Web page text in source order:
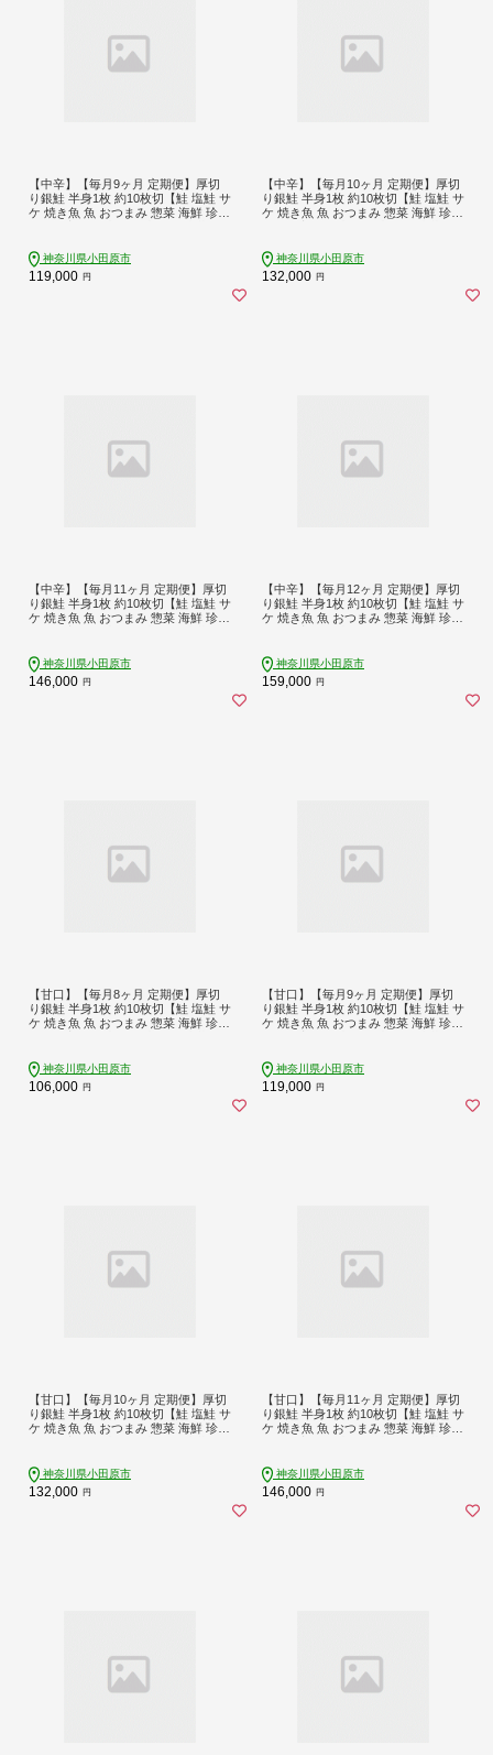
【中辛】【毎月9ヶ月 定期便】厚切
り銀鮭 半身1枚 約10枚切【鮭 塩鮭 サ
ケ 焼き魚 魚 おつまみ 惣菜 海鮮 珍味
川県 小田原市 】
神奈川県小田原市
119,000 円
【中辛】【毎月10ヶ月 定期便】厚切
り銀鮭 半身1枚 約10枚切【鮭 塩鮭 サ
ケ 焼き魚 魚 おつまみ 惣菜 海鮮 珍味
川県 小田原市 】
神奈川県小田原市
132,000 円
【中辛】【毎月11ヶ月 定期便】厚切
り銀鮭 半身1枚 約10枚切【鮭 塩鮭 サ
ケ 焼き魚 魚 おつまみ 惣菜 海鮮 珍味
川県 小田原市 】
神奈川県小田原市
146,000 円
【中辛】【毎月12ヶ月 定期便】厚切
り銀鮭 半身1枚 約10枚切【鮭 塩鮭 サ
ケ 焼き魚 魚 おつまみ 惣菜 海鮮 珍味
川県 小田原市 】
神奈川県小田原市
159,000 円
【甘口】【毎月8ヶ月 定期便】厚切
り銀鮭 半身1枚 約10枚切【鮭 塩鮭 サ
ケ 焼き魚 魚 おつまみ 惣菜 海鮮 珍味
川県 小田原市 】
神奈川県小田原市
106,000 円
【甘口】【毎月9ヶ月 定期便】厚切
り銀鮭 半身1枚 約10枚切【鮭 塩鮭 サ
ケ 焼き魚 魚 おつまみ 惣菜 海鮮 珍味
川県 小田原市 】
神奈川県小田原市
119,000 円
【甘口】【毎月10ヶ月 定期便】厚切
り銀鮭 半身1枚 約10枚切【鮭 塩鮭 サ
ケ 焼き魚 魚 おつまみ 惣菜 海鮮 珍味
川県 小田原市 】
神奈川県小田原市
132,000 円
【甘口】【毎月11ヶ月 定期便】厚切
り銀鮭 半身1枚 約10枚切【鮭 塩鮭 サ
ケ 焼き魚 魚 おつまみ 惣菜 海鮮 珍味
川県 小田原市 】
神奈川県小田原市
146,000 円